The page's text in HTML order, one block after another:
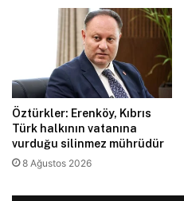
Öztürkler: Erenköy, Kıbrıs
Türk halkının vatanına
vurduğu silinmez mührüdür
8 Ağustos 2026